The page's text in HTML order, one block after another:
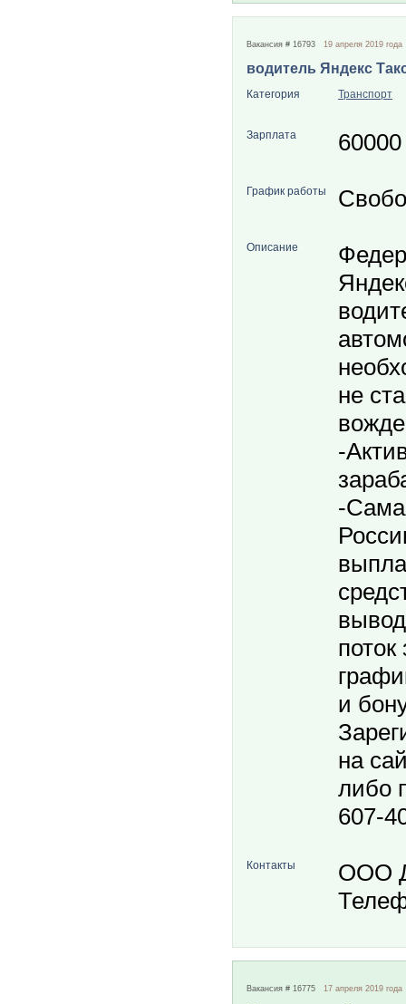
Вакансия # 16793 19 апреля 2019 года
водитель Яндекс
Категория Транспорт
Зарплата 60000
График работы
Описание
не
-
-
и
на
либо
607-
Контакты
ООО
Вакансия # 16775 17 апреля 2019 года